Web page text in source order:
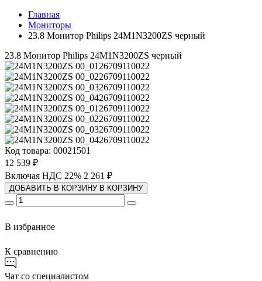
Главная
Мониторы
23.8 Монитор Philips 24M1N3200ZS черный
23.8 Монитор Philips 24M1N3200ZS черный
Код товара: 00021501
12 539 ₽
Включая НДС 22% 2 261 ₽
ДОБАВИТЬ В КОРЗИНУ В КОРЗИНУ
В избранное
К сравнению
Чат со специалистом